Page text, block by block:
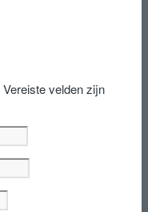
Vereiste velden zijn